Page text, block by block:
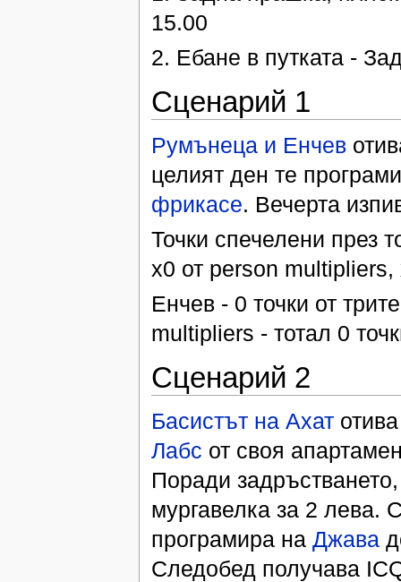
15.00
2. Ебане в путката -
Сценарий 1
Румънеца и Енчев
целият ден те
фрикасе. Вечерта
Точки спечелени през
х0 от person multipliers,
Енчев - 0 точки от
multipliers - тотал 0
Сценарий 2
Басистът на Ахат
Лабс от своя
Поради
мургавелка за 2 лева.
програмира на Джава
Следобед получава